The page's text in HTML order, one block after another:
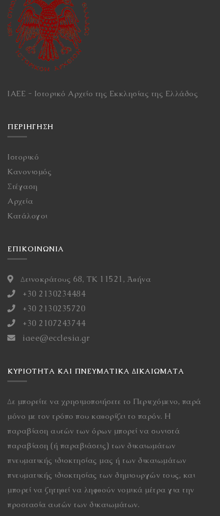
ΙΑΕΕ - Ιστορικό Αρχείο της Εκκλησίας της Ελλάδος
ΠΕΡΙΉΓΗΣΗ
Ιστορικό
Κανονισμός
Στέγαση
Αρχεία
Κατάλογοι
ΕΠΙΚΟΙΝΩΝΙΑ
Δεινοκράτους 68, ΤΚ 11521, Ἀθήνα
+30 2130234484
+30 2130235720
+30 2107243744
iaee@ecclesia.gr
ΚΥΡΙΌΤΗΤΑ ΚΑΙ ΠΝΕΥΜΑΤΙΚΆ ΔΙΚΑΙΏΜΑΤΑ
Δε μπορείτε να χρησιμοποιήσετε το Περιεχόμενο, παρά
μόνο με τον τρόπο που καθορίζει το παρόν. Η
παραβίαση αυτών των όρων μπορεί να συνιστά
παραβίαση (ή παραβιάσεις) των δικαιωμάτων
πνευματικής ιδιοκτησίας μας ή των δικαιωμάτων
πνευματικής ιδιοκτησίας των δημιουργών τους, και
μπορεί να ζητηθεί να ληφθούν νομικά μέτρα για την
προστασία αυτών των δικαιωμάτων.